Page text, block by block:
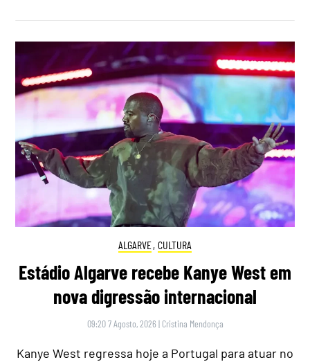
ALGARVE, CULTURA
Estádio Algarve recebe Kanye West em
nova digressão internacional
09:20 7 Agosto, 2026 | Cristina Mendonça
Kanye West regressa hoje a Portugal para atuar no